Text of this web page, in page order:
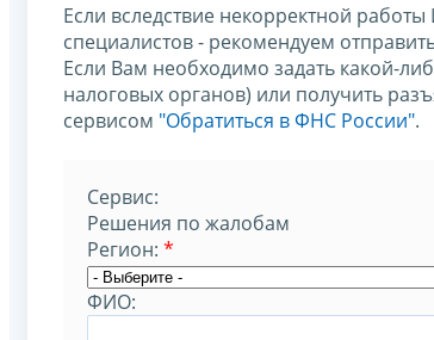
Если вследствие некорректной
специалистов - рекомендуем
Если Вам необходимо задать какой-
налоговых органов) или получить
сервисом "Обратиться в ФНС России".
Cервис:
Решения по жалобам
Регион: *
ФИО: